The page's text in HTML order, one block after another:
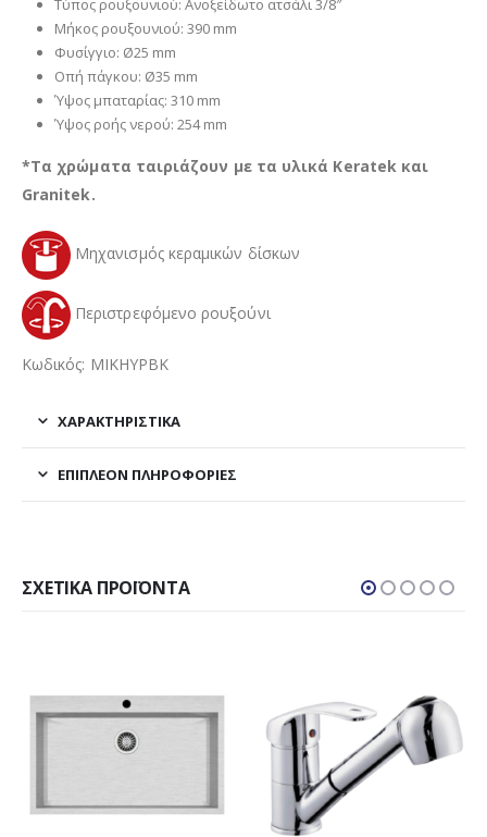
Τύπος ρουξουνιού: Ανοξείδωτο ατσάλι 3/8″
Μήκος ρουξουνιού: 390 mm
Φυσίγγιο: Ø25 mm
Οπή πάγκου: Ø35 mm
Ύψος μπαταρίας: 310 mm
Ύψος ροής νερού: 254 mm
*Τα χρώματα ταιριάζουν με τα υλικά Keratek και
Granitek.
Μηχανισμός κεραμικών δίσκων
Περιστρεφόμενο ρουξούνι
Κωδικός: MIKHYPBK
ΧΑΡΑΚΤΗΡΙΣΤΙΚΑ
ΕΠΙΠΛΈΟΝ ΠΛΗΡΟΦΟΡΊΕΣ
ΣΧΕΤΙΚΆ ΠΡΟΪΌΝΤΑ